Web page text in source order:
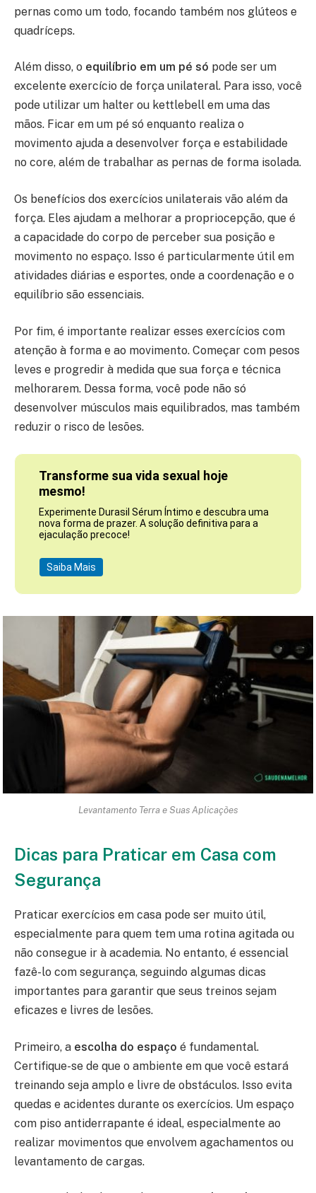
pernas como um todo, focando também nos glúteos e
quadríceps.
Além disso, o equilíbrio em um pé só pode ser um
excelente exercício de força unilateral. Para isso, você
pode utilizar um halter ou kettlebell em uma das
mãos. Ficar em um pé só enquanto realiza o
movimento ajuda a desenvolver força e estabilidade
no core, além de trabalhar as pernas de forma isolada.
Os benefícios dos exercícios unilaterais vão além da
força. Eles ajudam a melhorar a propriocepção, que é
a capacidade do corpo de perceber sua posição e
movimento no espaço. Isso é particularmente útil em
atividades diárias e esportes, onde a coordenação e o
equilíbrio são essenciais.
Por fim, é importante realizar esses exercícios com
atenção à forma e ao movimento. Começar com pesos
leves e progredir à medida que sua força e técnica
melhorarem. Dessa forma, você pode não só
desenvolver músculos mais equilibrados, mas também
reduzir o risco de lesões.
Transforme sua vida sexual hoje
mesmo!
Experimente Durasil Sérum Íntimo e descubra uma
nova forma de prazer. A solução definitiva para a
ejaculação precoce!
Saiba Mais
Levantamento Terra e Suas Aplicações
Dicas para Praticar em Casa com
Segurança
Praticar exercícios em casa pode ser muito útil,
especialmente para quem tem uma rotina agitada ou
não consegue ir à academia. No entanto, é essencial
fazê-lo com segurança, seguindo algumas dicas
importantes para garantir que seus treinos sejam
eficazes e livres de lesões.
Primeiro, a escolha do espaço é fundamental.
Certifique-se de que o ambiente em que você estará
treinando seja amplo e livre de obstáculos. Isso evita
quedas e acidentes durante os exercícios. Um espaço
com piso antiderrapante é ideal, especialmente ao
realizar movimentos que envolvem agachamentos ou
levantamento de cargas.